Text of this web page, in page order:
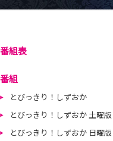
番組表
番組
とびっきり！しずおか
とびっきり！しずおか 土曜版
とびっきり！しずおか 日曜版